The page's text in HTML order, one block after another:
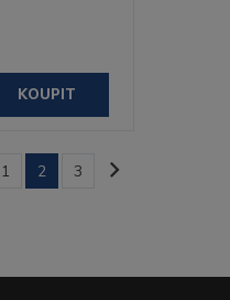
KOUPIT
1 2 3